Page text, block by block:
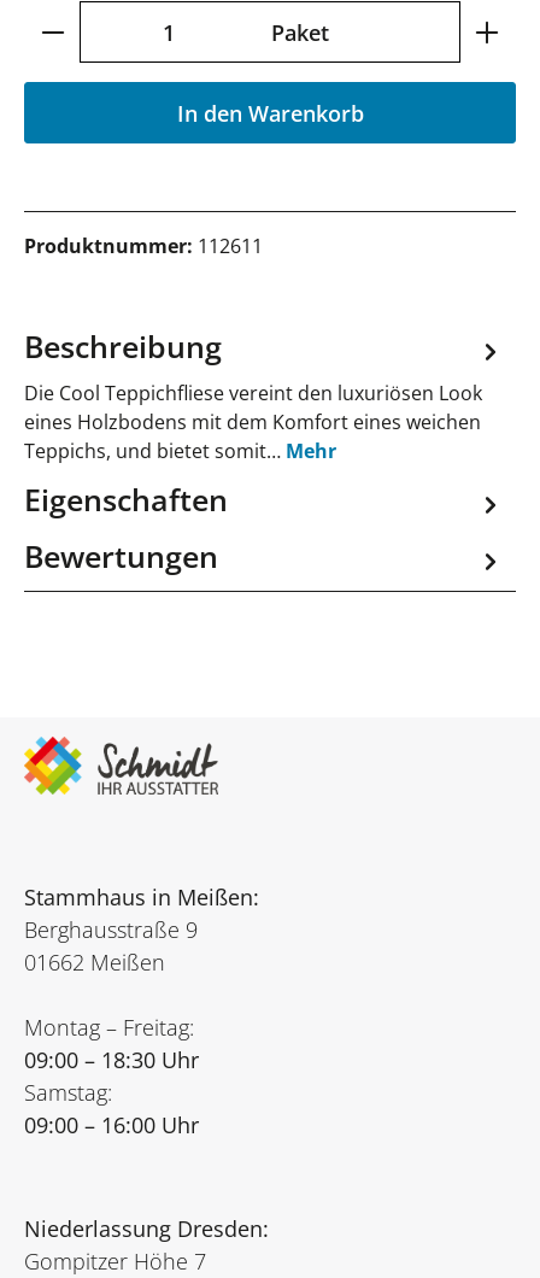
Produkt Anzahl: Gib den gewünschten
Paket
In den Warenkorb
Produktnummer: 112611
Beschreibung
Die Cool Teppichfliese vereint den luxuriösen Look
eines Holzbodens mit dem Komfort eines weichen
Teppichs, und bietet somit… Mehr
Eigenschaften
Bewertungen
Stammhaus in Meißen:
Berghausstraße 9
01662 Meißen
Montag – Freitag:
09:00 – 18:30 Uhr
Samstag:
09:00 – 16:00 Uhr
Niederlassung Dresden:
Gompitzer Höhe 7